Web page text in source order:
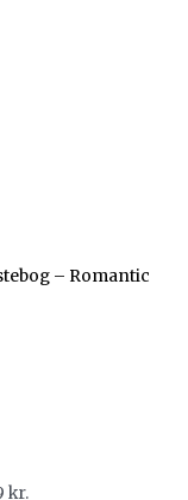
– Romantic
kr.